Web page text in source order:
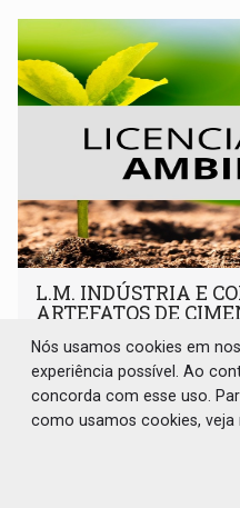
L.M. INDÚSTRIA E
ARTEFATOS DE
Publicações Legais 10
Nós usamos cookies em
experiência possível. Ao
concorda com esse uso.
como usamos cookies, veja